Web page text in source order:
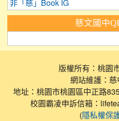
非「慈」Book IG
慈文國中
版權所有：桃園
網站維護：
地址：桃園市桃園區中正路
校園霸凌申訴信箱：
(隱私權保